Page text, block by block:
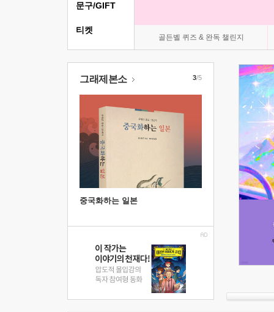
골든벨 퀴즈 & 완독 챌린지
문구/GIFT
티켓
그래제본소
중국화하는 일본
3/5